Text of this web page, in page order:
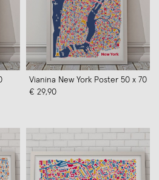
Vianina New York Poster 50 x 70
€ 29,90